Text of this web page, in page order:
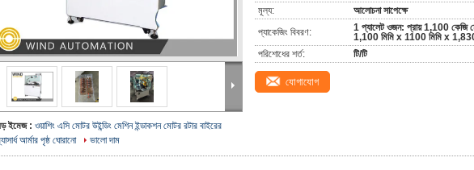
ইমেজ : ওয়াশিং এসি মোটর উইন্ডিং মেশিন ইন্ডাকশন মোটর রটার বাইরের
আর্মার পৃষ্ঠ ঘোরানো
ভালো দাম
মূল্য:
আলোচনা সাপেক্ষে
প্যাকেজিং বিবরণ:
1 প্যালেট ওজন: প্রায় 1,100 কেজি
1,100 মিমি x 1100 মিমি x
পরিশোধের শর্ত:
টি/টি
যোগাযোগ